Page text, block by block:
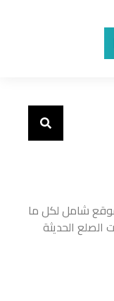
موقع شامل لكل ما
الصلع الحديثة